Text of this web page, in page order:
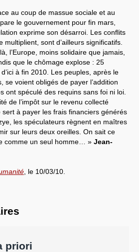
au coup de massue sociale et au
le gouvernement pour fin mars,
exprime son désarroi. Les conflits
multiplient, sont d’ailleurs significatifs.
l’Europe, moins solidaire que jamais,
que le chômage explose : 25
à fin 2010. Les peuples, après le
se voient obligés de payer l’addition
ont spéculé des requins sans foi ni loi.
de l’impôt sur le revenu collecté
à payer les frais financiers générés
les spéculateurs règnent en maîtres
sur leurs deux oreilles. On sait ce
comme un seul homme… » Jean-
, le 10/03/10.
priori